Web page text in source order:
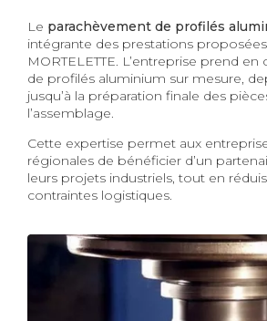
Le parachèvement de profilés
intégrante des prestations
MORTELETTE. L’entreprise prend en
de profilés aluminium sur mesure,
jusqu’à la préparation finale des
l’assemblage.
Cette expertise permet aux
régionales de bénéficier d’un
leurs projets industriels, tout en
contraintes logistiques.